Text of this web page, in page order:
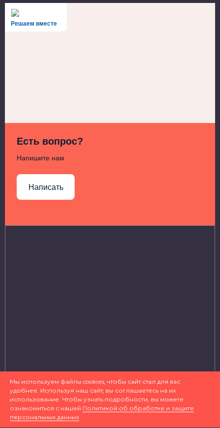
Решаем вместе
Есть вопрос?
Напишите нам
Написать
© 2019 Детская музыкальная школа № 3 имени Д.
Д. Шостаковича
Мы используем файлы cookies, чтобы сайт стал для вас
удобнее. Используя наш сайт, вы соглашаетесь на их
использование. Чтобы узнать подробности, вы можете
ознакомиться с нашей Политикой об обработке и защите
персональных данных